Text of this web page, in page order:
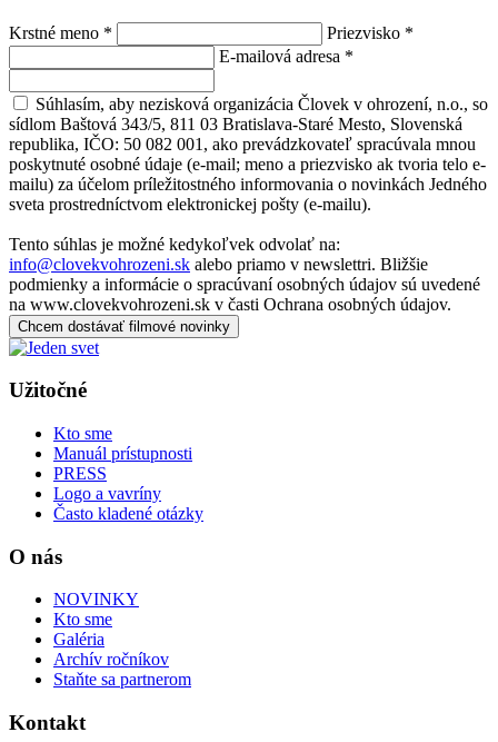
Krstné meno * Priezvisko *
E-mailová adresa *
Súhlasím, aby nezisková organizácia Človek v ohrození, n.o., so
sídlom Baštová 343/5, 811 03 Bratislava-Staré Mesto, Slovenská
republika, IČO: 50 082 001, ako prevádzkovateľ spracúvala mnou
poskytnuté osobné údaje (e-mail; meno a priezvisko ak tvoria telo e-
mailu) za účelom príležitostného informovania o novinkách Jedného
sveta prostredníctvom elektronickej pošty (e-mailu).
Tento súhlas je možné kedykoľvek odvolať na:
info@clovekvohrozeni.sk alebo priamo v newslettri. Bližšie
podmienky a informácie o spracúvaní osobných údajov sú uvedené
na www.clovekvohrozeni.sk v časti Ochrana osobných údajov.
Chcem dostávať filmové novinky
Užitočné
Kto sme
Manuál prístupnosti
PRESS
Logo a vavríny
Často kladené otázky
O nás
NOVINKY
Kto sme
Galéria
Archív ročníkov
Staňte sa partnerom
Kontakt